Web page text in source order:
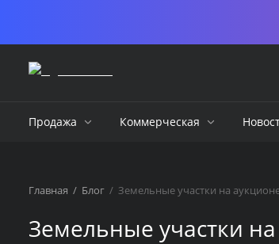
Продажа Коммерческая
Главная / Блог / Земельные участки на
Земельные участки